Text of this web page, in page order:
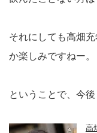
それにしても高畑
か楽しみですねー。
ということで、今
高